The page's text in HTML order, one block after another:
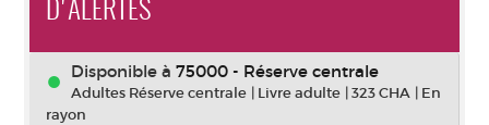
D'ALERTES
Disponible à 75000 - Réserve centrale
Adultes Réserve centrale | Livre adulte |323 CHA | En
rayon